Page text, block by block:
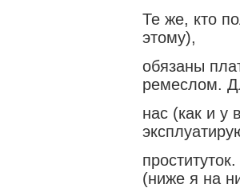
Те же, кто
этому),
обязаны
ремеслом.
нас (как и у
(ниже я на